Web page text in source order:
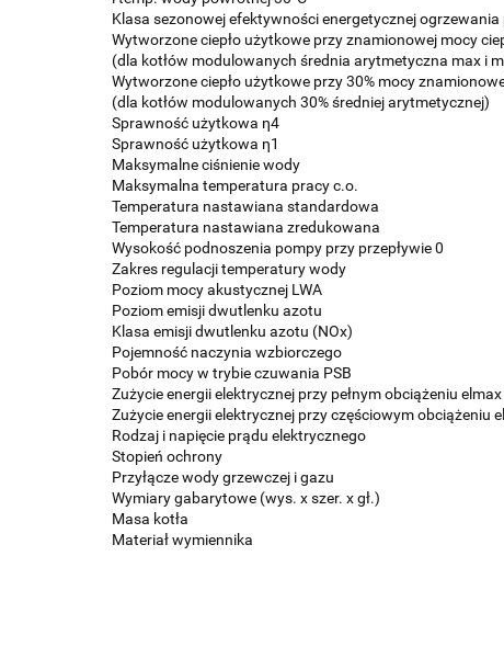
Klasa sezonowej efektywności energetycznej ogrzewania
Wytworzone ciepło użytkowe przy znamionowej mocy
(dla kotłów modulowanych średnia arytmetyczna max i
Wytworzone ciepło użytkowe przy 30% mocy
(dla kotłów modulowanych 30% średniej arytmetycznej)
Sprawność użytkowa η4
Sprawność użytkowa η1
Maksymalne ciśnienie wody
Maksymalna temperatura pracy c.o.
Temperatura nastawiana standardowa
Temperatura nastawiana zredukowana
Wysokość podnoszenia pompy przy przepływie 0
Zakres regulacji temperatury wody
Poziom mocy akustycznej LWA
Poziom emisji dwutlenku azotu
Klasa emisji dwutlenku azotu (NOx)
Pojemność naczynia wzbiorczego
Pobór mocy w trybie czuwania PSB
Zużycie energii elektrycznej przy pełnym obciążeniu elmax
Zużycie energii elektrycznej przy częściowym obciążeniu
Rodzaj i napięcie prądu elektrycznego
Stopień ochrony
Przyłącze wody grzewczej i gazu
Wymiary gabarytowe (wys. x szer. x gł.)
Masa kotła
Materiał wymiennika